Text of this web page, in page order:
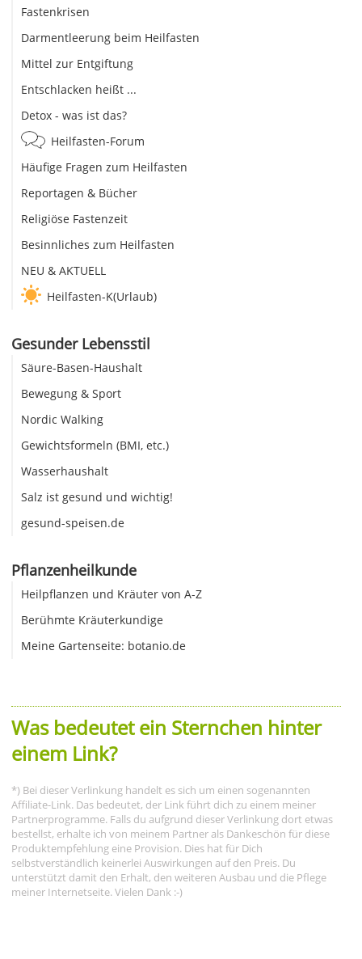
Fastenkrisen
Darmentleerung beim Heilfasten
Mittel zur Entgiftung
Entschlacken heißt ...
Detox - was ist das?
Heilfasten-Forum
Häufige Fragen zum Heilfasten
Reportagen & Bücher
Religiöse Fastenzeit
Besinnliches zum Heilfasten
NEU & AKTUELL
Heilfasten-K(Urlaub)
Gesunder Lebensstil
Säure-Basen-Haushalt
Bewegung & Sport
Nordic Walking
Gewichtsformeln (BMI, etc.)
Wasserhaushalt
Salz ist gesund und wichtig!
gesund-speisen.de
Pflanzenheilkunde
Heilpflanzen und Kräuter von A-Z
Berühmte Kräuterkundige
Meine Gartenseite: botanio.de
Was bedeutet ein Sternchen hinter
einem Link?
*) Bei dieser Verlinkung handelt es sich um einen sogenannten
Affiliate-Link. Das bedeutet, der Link führt dich zu einem meiner
Partnerprogramme. Falls du aufgrund dieser Verlinkung dort etwas
bestellst, erhalte ich von meinem Partner als Dankeschön für diese
Produktempfehlung eine Provision. Dies hat für Dich
selbstverständlich keinerlei Auswirkungen auf den Preis. Du
unterstützt damit den Erhalt, den weiteren Ausbau und die Pflege
meiner Internetseite. Vielen Dank :-)